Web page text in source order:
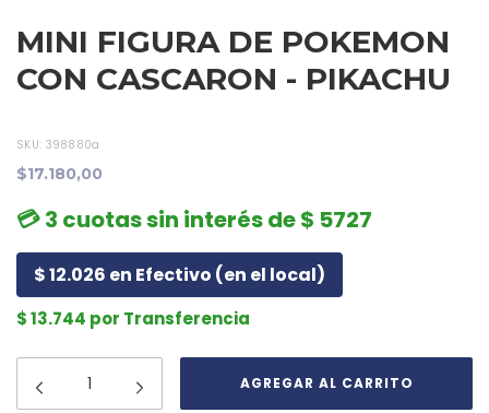
MINI FIGURA DE POKEMON
CON CASCARON - PIKACHU
SKU: 398880a
$17.180,00
💳 3 cuotas sin interés de $ 5727
$ 12.026 en Efectivo (en el local)
$ 13.744 por Transferencia